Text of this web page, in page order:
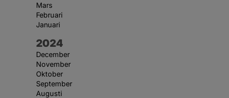
Mars
Februari
Januari
År:
2024
December
November
Oktober
September
Augusti